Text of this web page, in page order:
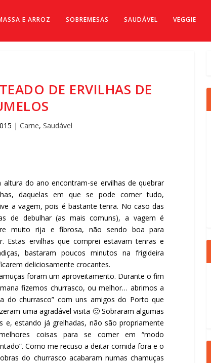
E ARROZ SOBREMESAS SAUDÁVEL VEGGIE
DE ERVILHAS DE
| Carne, Saudável
altura do ano encontram-se ervilhas de quebrar
daquelas em que se pode comer tudo,
a vagem, pois é bastante tenra. No caso das
de debulhar (as mais comuns), a vagem é
muito rija e fibrosa, não sendo boa para
Estas ervilhas que comprei estavam tenras e
bastaram poucos minutos na frigideira
deliciosamente crocantes.
foram um aproveitamento. Durante o fim
fizemos churrasco, ou melhor… abrimos a
do churrasco” com uns amigos do Porto que
uma agradável visita 🙂 Sobraram algumas
e, estando já grelhadas, não são propriamente
coisas para se comer em “modo
Como me recuso a deitar comida fora e o
do churrasco acabaram numas chamuças